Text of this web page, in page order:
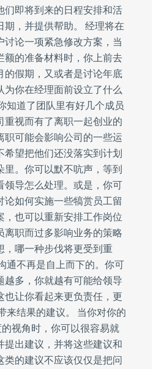
们即将到来的日程安排和活
期，并提供帮助。 经理将在
讨论一项紧急修改方案，当
额的准备材料时，你上前去
的假期，又或者是讨论年底
为你在经理面前设立了什么
知道了团队里有好几个成员
重视而有了离职一起创业的
职可能会影响公司的一些运
希望把他们还没落实到计划
里。你可以默不吭声，等到
领导怎么处理。或是，你可
论如何实施一些犒赏员工留
，也可以重新安排工作岗位
离职而过多影响业务的策略
，哪一种步伐将更受到重
通不再是自上而下的。你可
越多，你就越有可能给领导
也让你看起来更负责任，更
来结果的建议。 当你对你的
视角时，你可以很容易就
提出建议，并将这些建议和
类的建议不应该仅仅是把问